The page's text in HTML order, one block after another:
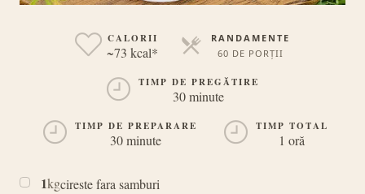
CALORII
~73 kcal*
RANDAMENTE
60 DE PORȚII
TIMP DE PREGĂTIRE
30 minute
TIMP DE PREPARARE
30 minute
TIMP TOTAL
1 oră
1kgcireste fara samburi